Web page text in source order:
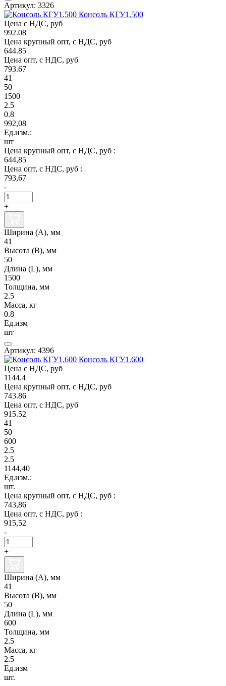
Артикул: 3326
Консоль КГУ1.500
Цена с НДС, руб
992.08
Цена крупный опт, с НДС, руб
644.85
Цена опт, с НДС, руб
793.67
41
50
1500
2.5
0.8
992,08
Ед.изм.:
шт
Цена крупный опт, с НДС, руб :
644,85
Цена опт, с НДС, руб :
793,67
-
+
Ширина (А), мм
41
Высота (В), мм
50
Длина (L), мм
1500
Толщина, мм
2.5
Масса, кг
0.8
Ед.изм
шт
Артикул: 4396
Консоль КГУ1.600
Цена с НДС, руб
1144.4
Цена крупный опт, с НДС, руб
743.86
Цена опт, с НДС, руб
915.52
41
50
600
2.5
2.5
1144,40
Ед.изм.:
шт.
Цена крупный опт, с НДС, руб :
743,86
Цена опт, с НДС, руб :
915,52
-
+
Ширина (А), мм
41
Высота (В), мм
50
Длина (L), мм
600
Толщина, мм
2.5
Масса, кг
2.5
Ед.изм
шт.